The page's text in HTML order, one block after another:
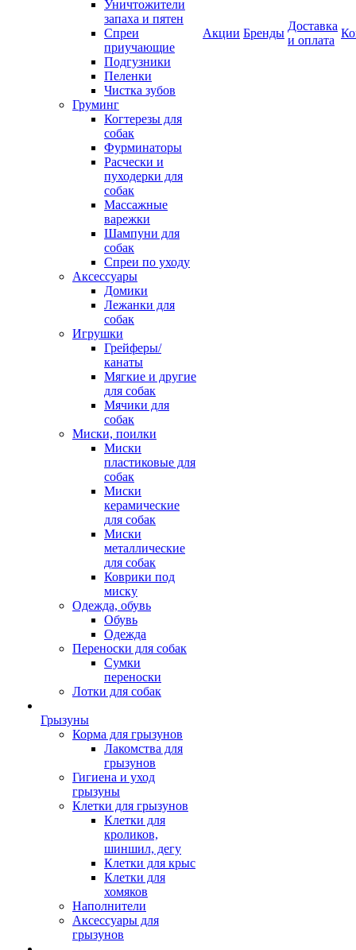
Уничтожители
запаха и пятен
Спреи
приучающие
Подгузники
Пеленки
Чистка зубов
Груминг
Когтерезы для
собак
Фурминаторы
Расчески и
пуходерки для
собак
Массажные
варежки
Шампуни для
собак
Спреи по уходу
Аксессуары
Домики
Лежанки для
собак
Игрушки
Грейферы/
канаты
Мягкие и другие
для собак
Мячики для
собак
Миски, поилки
Миски
пластиковые для
собак
Миски
керамические
для собак
Миски
металлические
для собак
Коврики под
миску
Одежда, обувь
Обувь
Одежда
Переноски для собак
Сумки
переноски
Лотки для собак
Грызуны
Корма для грызунов
Лакомства для
грызунов
Гигиена и уход
грызуны
Клетки для грызунов
Клетки для
кроликов,
шиншил, дегу
Клетки для крыс
Клетки для
хомяков
Наполнители
Аксессуары для
грызунов
Акции Бренды
Доставка
и оплата